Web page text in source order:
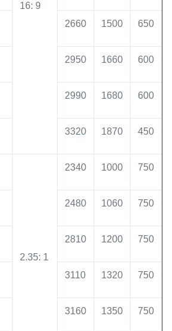
16: 9
2660 1500 650
2950 1660 600
2990 1680 600
3320 1870 450
2.35: 1
2340 1000 750
2480 1060 750
2810 1200 750
3110 1320 750
3160 1350 750